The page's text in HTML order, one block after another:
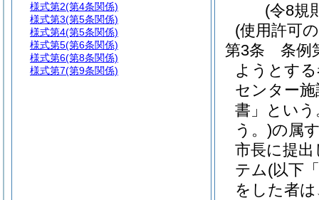
(令8規
(使用許可
第3条
条例
ようとす
センター
書」という
う。)の属
市長に提
テム(以下
をした者
様式第2(第4条関係)
様式第3(第5条関係)
様式第4(第5条関係)
様式第5(第6条関係)
様式第6(第8条関係)
様式第7(第9条関係)